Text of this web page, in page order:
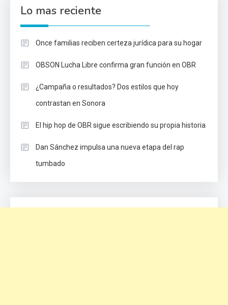
Lo mas reciente
Once familias reciben certeza jurídica para su hogar
OBSON Lucha Libre confirma gran función en OBR
¿Campaña o resultados? Dos estilos que hoy
contrastan en Sonora
El hip hop de OBR sigue escribiendo su propia historia
Dan Sánchez impulsa una nueva etapa del rap
tumbado